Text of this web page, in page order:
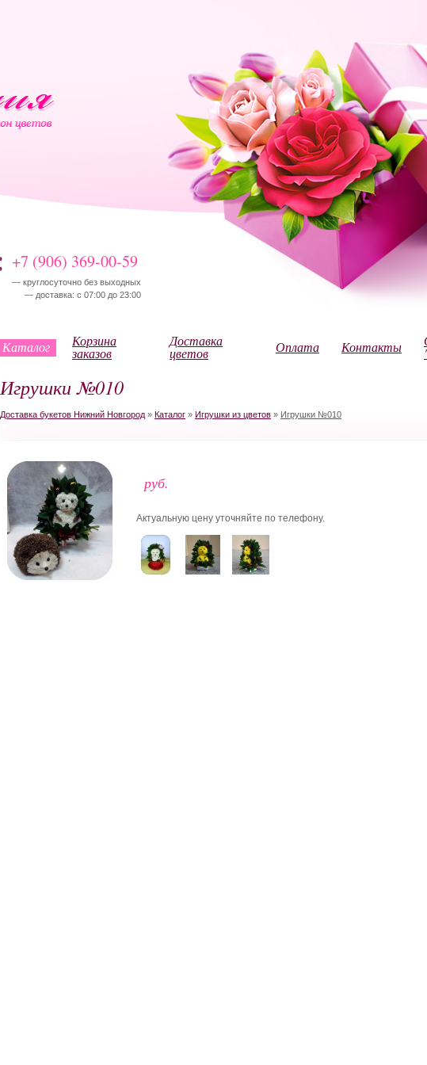
+7 (906) 369-00-59
— круглосуточно без выходных
— доставка: с 07:00 до 23:00
Каталог Корзина
заказов
Доставка
цветов Оплата Контакты
Игрушки №010
Доставка букетов Нижний Новгород » Каталог » Игрушки из цветов » Игрушки №010
руб.
Актуальную цену уточняйте по телефону.